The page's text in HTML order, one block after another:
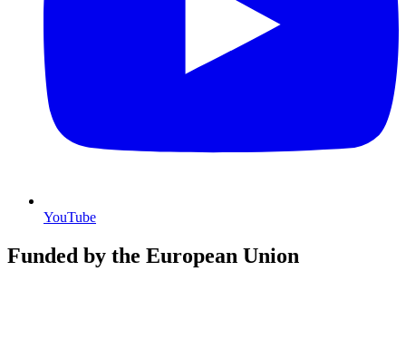
YouTube
Funded by the European Union